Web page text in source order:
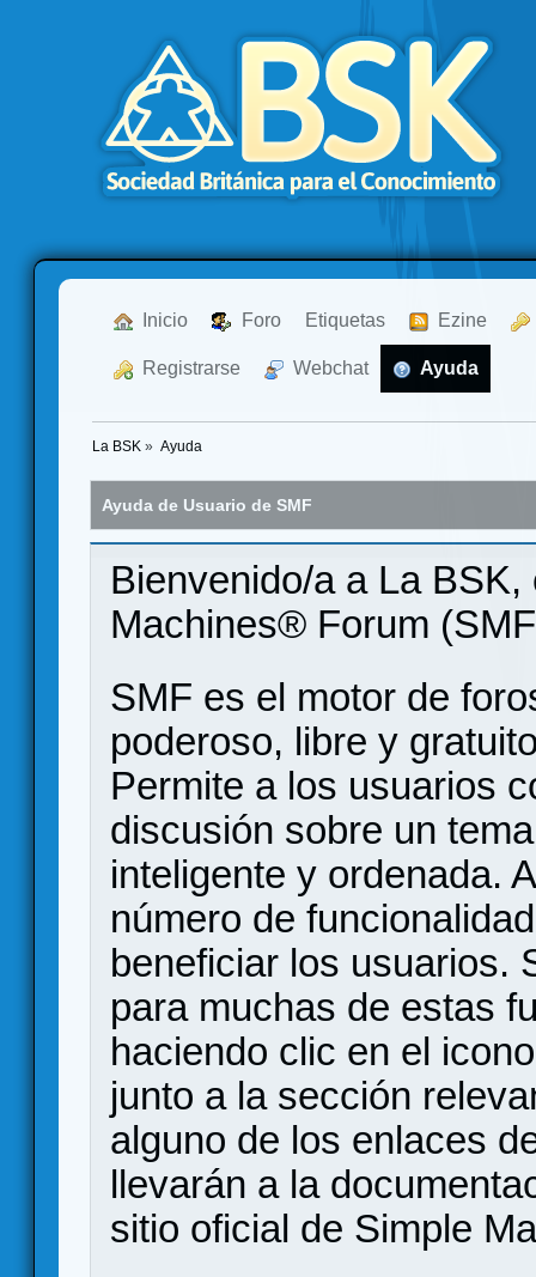
Inicio Foro Etiquetas Ezine
Registrarse Webchat Ayuda
La BSK » Ayuda
Ayuda de Usuario de SMF
Bienvenido/a a La
Machines® Forum
SMF es el motor de
poderoso, libre y
Permite a los usuarios
discusión sobre un
inteligente y ordenada.
número de
beneficiar los usuarios.
para muchas de estas
haciendo clic en el
junto a la sección
alguno de los enlaces
llevarán a la
sitio oficial de Simple